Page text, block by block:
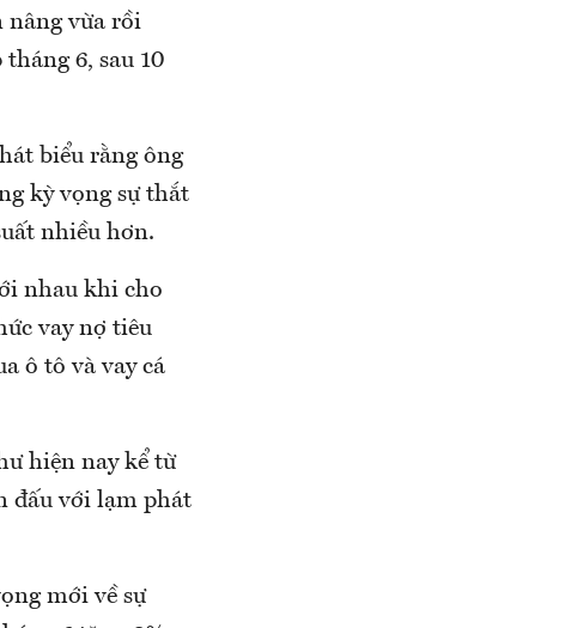
nâng vừa rồi
6, sau 10
biểu rằng ông
kỳ vọng sự thắt
nhiều hơn.
nhau khi cho
vay nợ tiêu
ô tô và vay cá
hiện nay kể từ
đấu với lạm phát
mới về sự